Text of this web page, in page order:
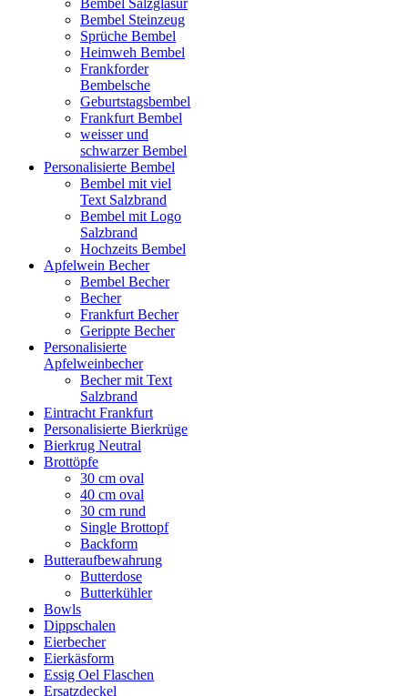
Bembel Salzglasur
Bembel Steinzeug
Sprüche Bembel
Heimweh Bembel
Frankforder
Bembelsche
Geburtstagsbembel
Frankfurt Bembel
weisser und
schwarzer Bembel
Personalisierte Bembel
Bembel mit viel
Text Salzbrand
Bembel mit Logo
Salzbrand
Hochzeits Bembel
Apfelwein Becher
Bembel Becher
Becher
Frankfurt Becher
Gerippte Becher
Personalisierte
Apfelweinbecher
Becher mit Text
Salzbrand
Eintracht Frankfurt
Personalisierte Bierkrüge
Bierkrug Neutral
Brottöpfe
30 cm oval
40 cm oval
30 cm rund
Single Brottopf
Backform
Butteraufbewahrung
Butterdose
Butterkühler
Bowls
Dippschalen
Eierbecher
Eierkäsform
Essig Oel Flaschen
Ersatzdeckel